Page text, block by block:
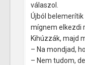
válaszol.
Újból
mígnem elkezdi
Kihúzzák, majd
– Na mondjad,
– Nem tudom,